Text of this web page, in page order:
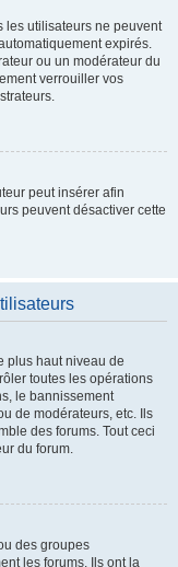
les utilisateurs ne peuvent
expirés.
ou un modérateur du
verrouiller vos
peut insérer afin
peuvent désactiver cette
plus haut niveau de
toutes les opérations
le bannissement
de modérateurs, etc. Ils
des forums. Tout ceci
du forum.
des groupes
les forums. Ils ont la